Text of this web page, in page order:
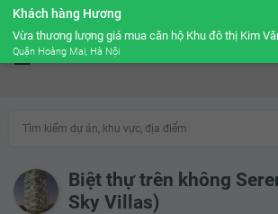
Cộng đồng Môi giới bPRO
Tìm kiếm dự án, khu vực, địa điểm
Biệt thự trên không
Sky Villas)
Khách hàng Hương
Quận Hoàng Mai, Hà Nội